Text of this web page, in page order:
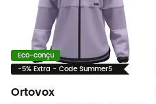
Eco-conçu
-5% Extra - Code Summer5
Ortovox